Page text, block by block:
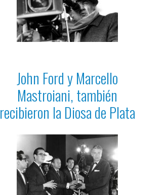
John Ford y Marcello
Mastroiani, también
recibieron la Diosa de Plata